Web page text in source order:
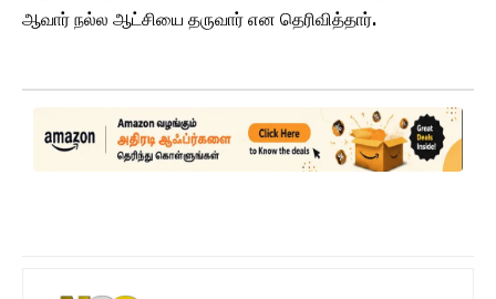
ஆவார் நல்ல ஆட்சியை தருவார் என தெரிவித்தார்.